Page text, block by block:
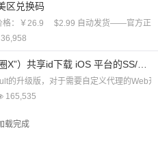
区兑换码
：￥26.9 $2.99 自动发货——官方正版
36,958
的升级版，对于需要自定义代理的Web
165,535
载完成